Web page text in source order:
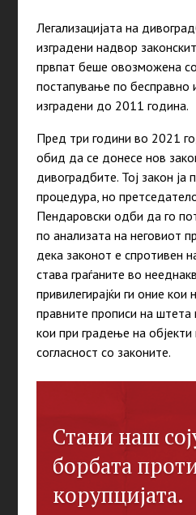
Легализацијата на
изградени надвор
првпат беше овозможена
постапување по бесправно
изградени до 2011 година.
Пред три години во 2021
обид да се донесе нов
дивоградбите. Тој закон ја
процедура, но
Пендаровски одби да го
по анализата на неговиот
дека законот е спротивен
става граѓаните во
привилегирајќи ги оние кои
правните прописи на штета
кои при градење на
согласност со законите.
Стани наш
борбата
корупцијата.